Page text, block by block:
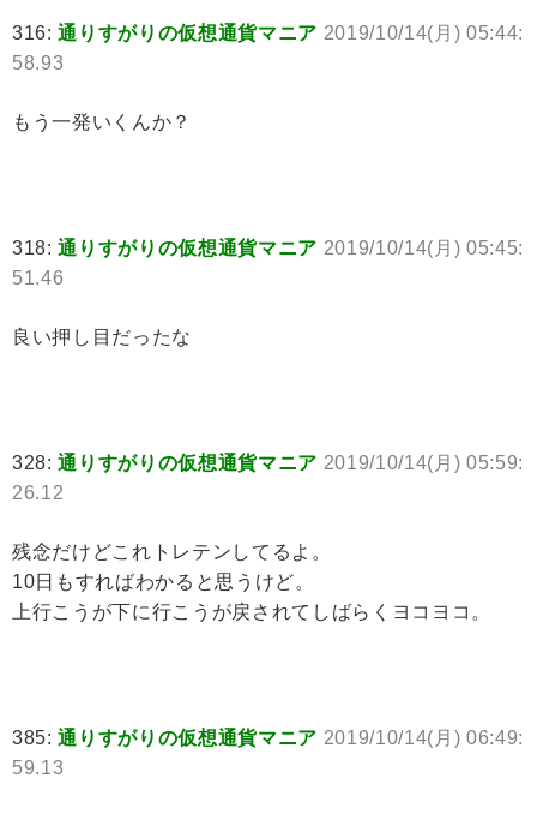
316:通りすがりの仮想通貨マニア 2019/10/14(月) 05:44:
58.93
もう一発いくんか？
318:通りすがりの仮想通貨マニア 2019/10/14(月) 05:45:
51.46
良い押し目だったな
328:通りすがりの仮想通貨マニア 2019/10/14(月) 05:59:
26.12
残念だけどこれトレテンしてるよ。
10日もすればわかると思うけど。
上行こうが下に行こうが戻されてしばらくヨコヨコ。
385:通りすがりの仮想通貨マニア 2019/10/14(月) 06:49:
59.13